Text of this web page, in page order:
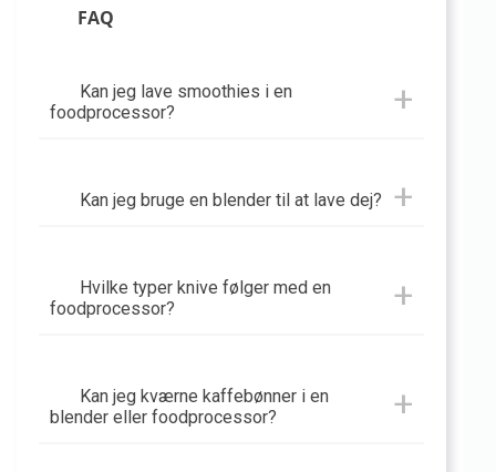
FAQ
Kan jeg lave smoothies i en
foodprocessor?
Kan jeg bruge en blender til at lave dej?
Hvilke typer knive følger med en
foodprocessor?
Kan jeg kværne kaffebønner i en
blender eller foodprocessor?